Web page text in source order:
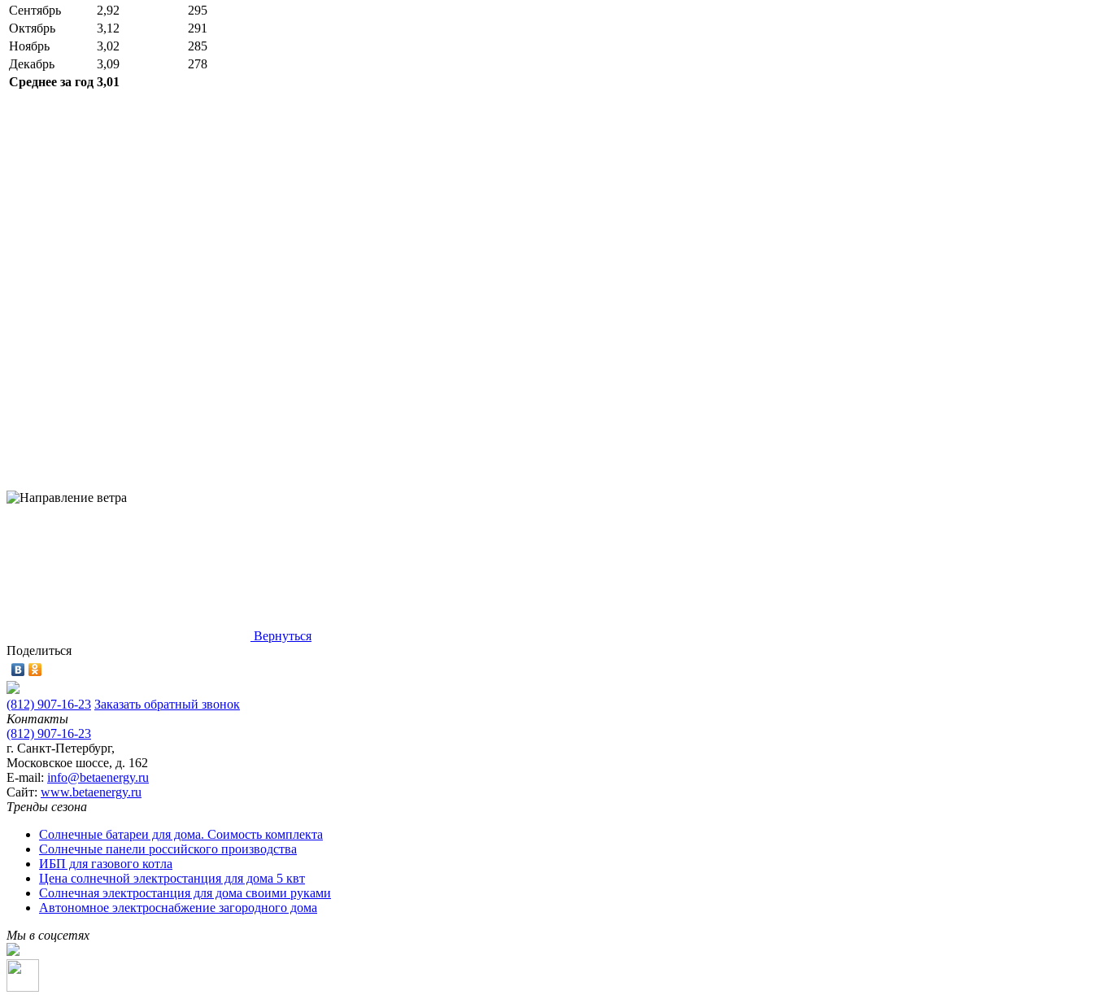
Сентябрь
2,92
295
Октябрь
3,12
291
Ноябрь
3,02
285
Декабрь
3,09
278
Среднее за год 3,01
Вернуться
Поделиться
(812) 907-16-23 Заказать обратный звонок
Контакты
(812) 907-16-23
г. Санкт-Петербург,
Московское шоссе, д. 162
E-mail: info@betaenergy.ru
Cайт: www.betaenergy.ru
Тренды сезона
Солнечные батареи для дома. Соимость комплекта
Солнечные панели российского производства
ИБП для газового котла
Цена солнечной электростанция для дома 5 квт
Солнечная электростанция для дома своими руками
Автономное электроснабжение загородного дома
Мы в соцсетях